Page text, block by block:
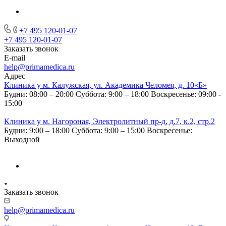
+7 495 120-01-07
+7 495 120-01-07
Заказать звонок
E-mail
help@primamedica.ru
Адрес
Клиника у м. Калужская, ул. Академика Челомея, д. 10«Б»
Будни: 08:00 – 20:00 Суббота: 9:00 – 18:00 Воскресенье: 09:00 -
15:00
Клиника у м. Нагороная, Электролитный пр-д, д.7, к.2, стр.2
Будни: 9:00 – 18:00 Суббота: 9:00 – 15:00 Воскресенье:
Выходной
Заказать звонок
help@primamedica.ru